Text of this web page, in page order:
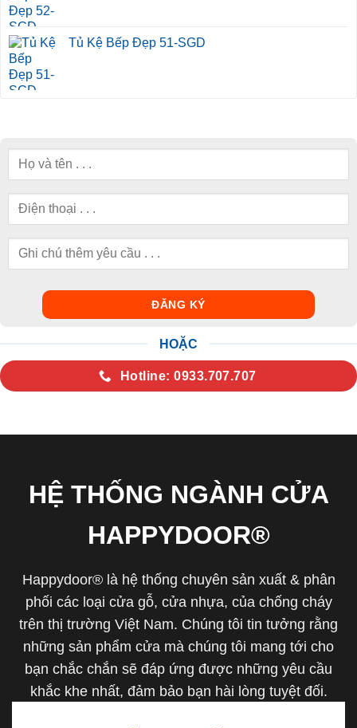
Tủ Kệ Bếp Đẹp 51-SGD
HOẶC
Hotline: 0933.707.707
HỆ THỐNG NGÀNH CỬA
HAPPYDOOR®
Happydoor® là hệ thống chuyên sản xuất & phân
phối các loại cửa gỗ, cửa nhựa, của chống cháy
trên thị trường Việt Nam. Chúng tôi tin tưởng rằng
những sản phẩm cửa mà chúng tôi mang tới cho
bạn chắc chắn sẽ đáp ứng được những yêu cầu
khắc khe nhất, đảm bảo bạn hài lòng tuyệt đối.